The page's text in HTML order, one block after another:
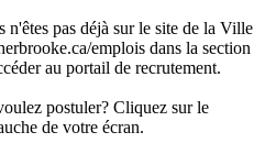
n'êtes pas déjà sur le site de la Ville
emplois dans la section
au portail de recrutement.
postuler? Cliquez sur le
de votre écran.